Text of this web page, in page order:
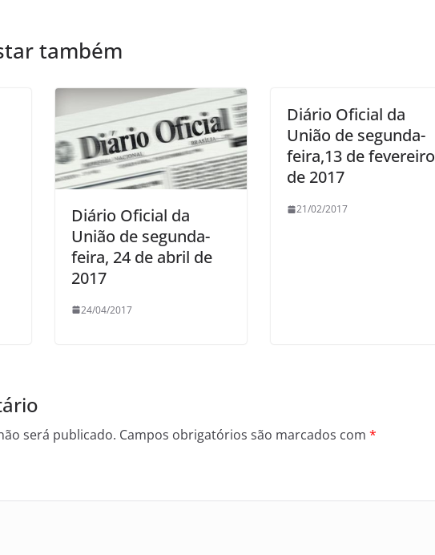
também
Diário Oficial da
União de segunda-
feira, 24 de abril de
2017
24/04/2017
Diário Oficial da
União de segunda-
feira,13 de fevereiro
de 2017
21/02/2017
será publicado. Campos obrigatórios são marcados com *